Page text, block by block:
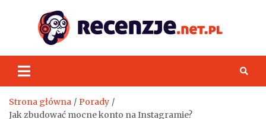
Strona główna
Porady
Jak zbudować mocne konto na Instagramie?